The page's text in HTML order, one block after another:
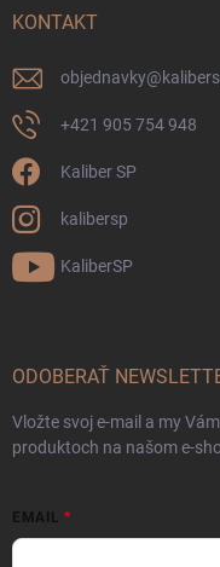
KONTAKT
objednavky@
+421 905 754 948
Kaliber SP
kalibersp
KaliberSP
ODOBERAŤ
Vložte svoj e-mail a my
produktoch na našom e-
EMAIL